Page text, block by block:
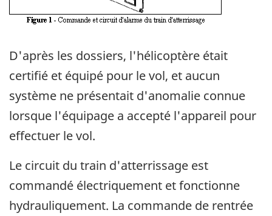
D'après les dossiers, l'hélicoptère était
certifié et équipé pour le vol, et aucun
système ne présentait d'anomalie connue
lorsque l'équipage a accepté l'appareil pour
effectuer le vol.
Le circuit du train d'atterrissage est
commandé électriquement et fonctionne
hydrauliquement. La commande de rentrée